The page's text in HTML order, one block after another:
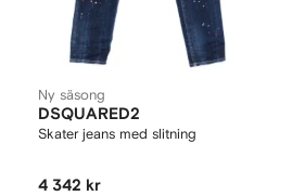
Ny säsong
DSQUARED2
Skater jeans med slitning
4 342 kr